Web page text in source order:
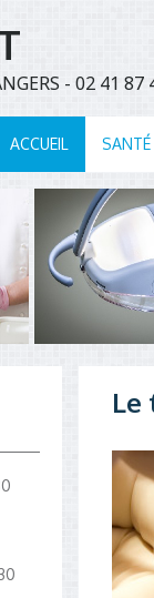
- 49480 ANGERS - 02 41
ACCUEIL SANTÉ
Le